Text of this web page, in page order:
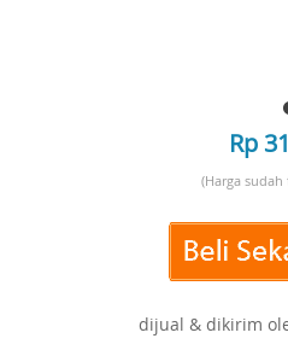
Rp
(Harga sudah
dijual & dikirim